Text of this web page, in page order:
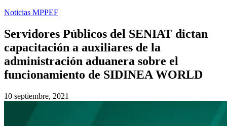
Noticias MPPEF
Servidores Públicos del SENIAT dictan
capacitación a auxiliares de la
administración aduanera sobre el
funcionamiento de SIDINEA WORLD
10 septiembre, 2021